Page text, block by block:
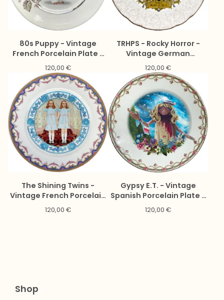
80s Puppy - Vintage
French Porcelain Plate -
#0759
120,00 €
TRHPS - Rocky Horror -
Vintage German
Porcelain Plate - #0722
120,00 €
The Shining Twins -
Vintage French Porcelain
Plate - #0750
120,00 €
Gypsy E.T. - Vintage
Spanish Porcelain Plate -
#0729
120,00 €
Shop